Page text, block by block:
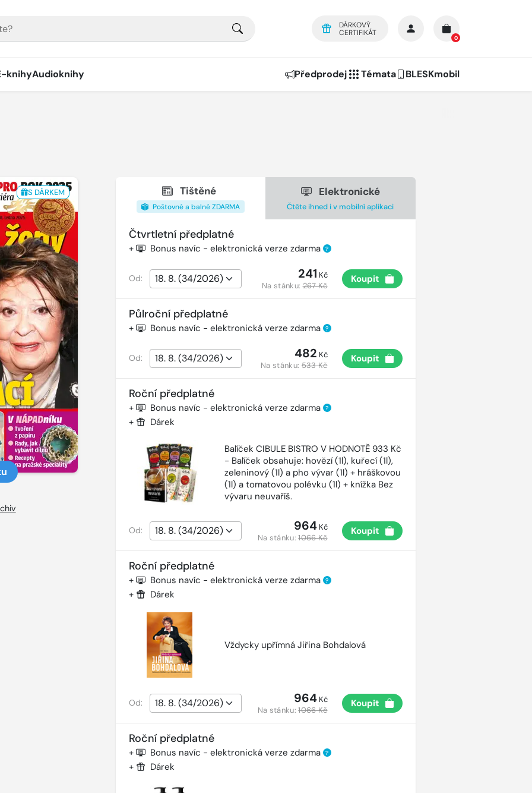
DÁRKOVÝ
CERTIFIKÁT
0
knihyAudioknihy Předprodej Témata BLESKmobil
S DÁRKEM Tištěné
Poštovné a balné ZDARMA
Elektronické
Čtěte ihned i v mobilní aplikaci
Čtvrtletní předplatné
+ Bonus navíc - elektronická verze zdarma ?
Od: 241 Kč
Na stánku:267 Kč
Koupit
Půlroční předplatné
+ Bonus navíc - elektronická verze zdarma ?
Od: 482 Kč
Na stánku:533 Kč
Koupit
Roční předplatné
+ Bonus navíc - elektronická verze zdarma ?
+ Dárek
Balíček CIBULE BISTRO V HODNOTĚ 933 Kč
- Balíček obsahuje: hovězí (1l), kuřecí (1l),
zeleninový (1l) a pho vývar (1l) + hráškovou
(1l) a tomatovou polévku (1l) + knížka Bez
vývaru neuvaříš.
Od: 964Kč
Na stánku:1066 Kč
Koupit
Roční předplatné
+ Bonus navíc - elektronická verze zdarma ?
+ Dárek
Vždycky upřímná Jiřina Bohdalová
Od: 964Kč
Na stánku:1066 Kč
Koupit
Roční předplatné
+ Bonus navíc - elektronická verze zdarma ?
+ Dárek